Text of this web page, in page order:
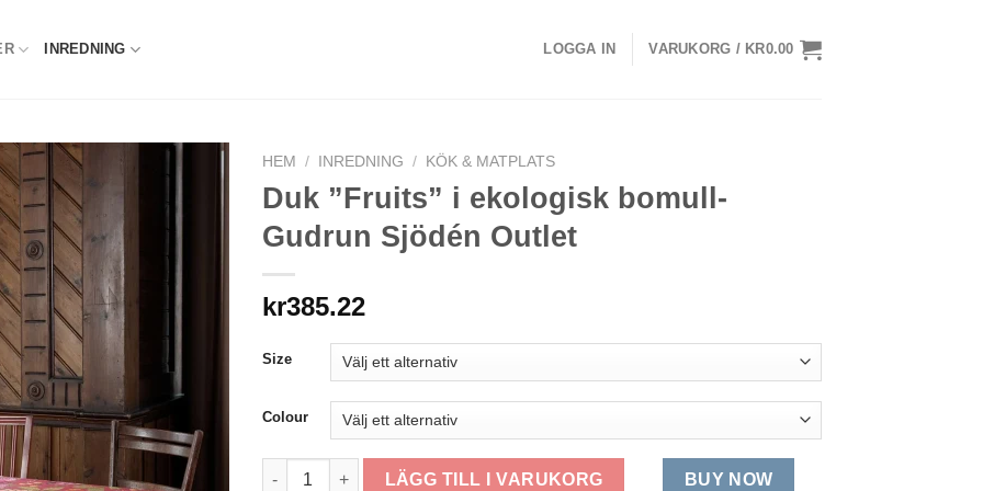
INREDNING LOGGA IN VARUKORG / KR0.00
HEM / INREDNING / KÖK & MATPLATS
Duk ”Fruits” i ekologisk bomull-
Gudrun Sjödén Outlet
kr385.22
Size
Colour
Duk "Fruits" i ekologisk bomull-Gudrun Sjödén Outlet mängd
LÄGG TILL I VARUKORG BUY NOW